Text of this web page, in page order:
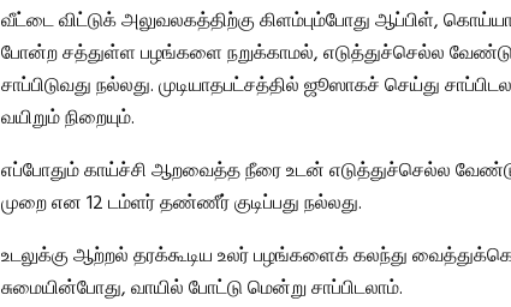
வீட்டை விட்டுக் அலுவலகத்திற்கு கிளம்பும்போது ஆப்பிள்,
போன்ற சத்துள்ள பழங்களை நறுக்காமல், எடுத்துச்செல்ல
சாப்பிடுவது நல்லது. முடியாதபட்சத்தில் ஜூஸாகச் செய்து
வயிறும் நிறையும்.
எப்போதும் காய்ச்சி ஆறவைத்த நீரை உடன் எடுத்துச்செல்ல
முறை என 12 டம்ளர் தண்ணீர் குடிப்பது நல்லது.
உடலுக்கு ஆற்றல் தரக்கூடிய உலர் பழங்களைக் கலந்து
சுமையின்போது, வாயில் போட்டு மென்று சாப்பிடலாம்.